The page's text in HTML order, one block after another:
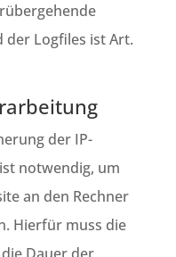
der Logfiles ist Art.
der IP-
notwendig, um
an den Rechner
Hierfür muss die